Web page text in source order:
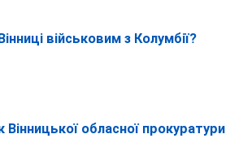
військовим з Колумбії?
обласної прокуратури